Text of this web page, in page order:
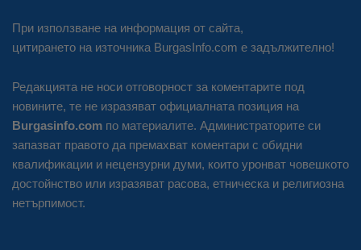
При използване на информация от сайта,
цитирането на източника BurgasInfo.com е задължително!
Редакцията не носи отговорност за коментарите под
новините, те не изразяват официалната позиция на
Burgasinfo.com по материалите. Администраторите си
запазват правото да премахват коментари с обидни
квалификации и нецензурни думи, които уронват човешкото
достойнство или изразяват расова, етническа и религиозна
нетърпимост.